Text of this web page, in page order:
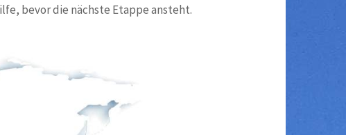
bevor die nächste Etappe ansteht.